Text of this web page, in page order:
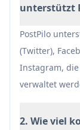
unterstützt
PostPilo
(Twitter),
Instagram,
verwaltet
2. Wie viel